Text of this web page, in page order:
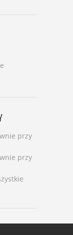
przy
przy